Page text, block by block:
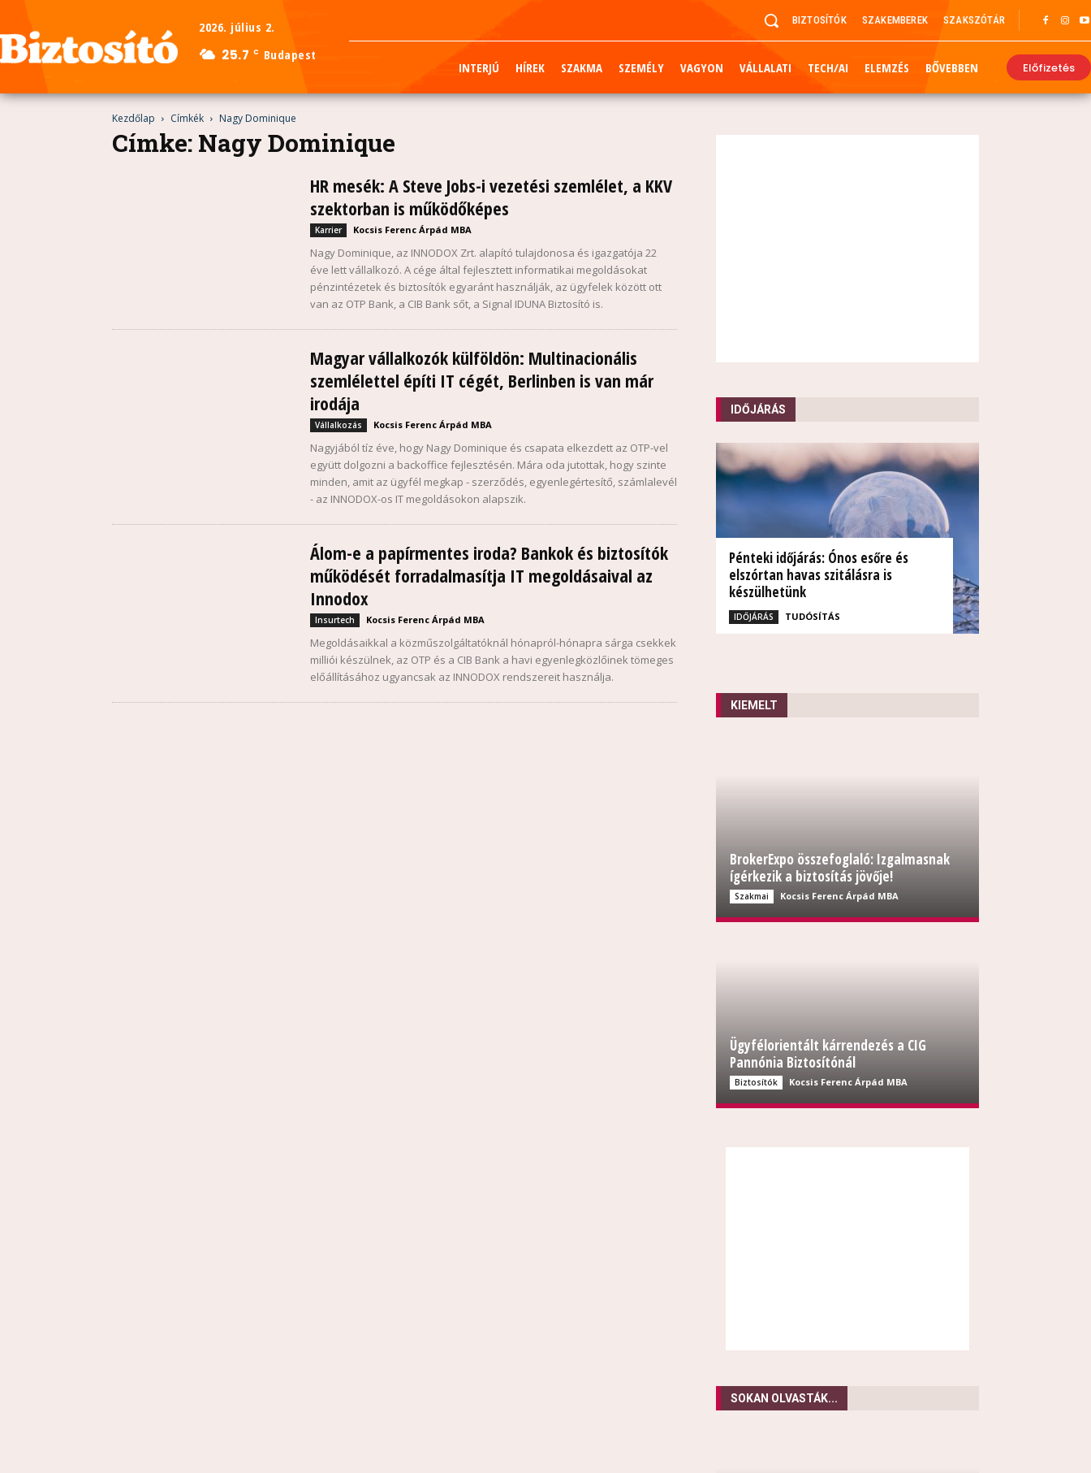
2026. július 2.
25.7 C Budapest
BIZTOSÍTÓK SZAKEMBEREK SZAKSZÓTÁR
INTERJÚ HÍREK SZAKMA SZEMÉLY VAGYON VÁLLALATI TECH/AI ELEMZÉS BŐVEBBEN Előfizetés
Kezdőlap Címkék Nagy Dominique
Címke: Nagy Dominique
HR mesék: A Steve Jobs-i vezetési szemlélet, a KKV
szektorban is működőképes
Karrier Kocsis Ferenc Árpád MBA
Nagy Dominique, az INNODOX Zrt. alapító tulajdonosa és igazgatója 22
éve lett vállalkozó. A cége által fejlesztett informatikai megoldásokat
pénzintézetek és biztosítók egyaránt használják, az ügyfelek között ott
van az OTP Bank, a CIB Bank sőt, a Signal IDUNA Biztosító is.
Magyar vállalkozók külföldön: Multinacionális
szemlélettel építi IT cégét, Berlinben is van már
irodája
Vállalkozás Kocsis Ferenc Árpád MBA
Nagyjából tíz éve, hogy Nagy Dominique és csapata elkezdett az OTP-vel
együtt dolgozni a backoffice fejlesztésén. Mára oda jutottak, hogy szinte
minden, amit az ügyfél megkap - szerződés, egyenlegértesítő, számlalevél
- az INNODOX-os IT megoldásokon alapszik.
Álom-e a papírmentes iroda? Bankok és biztosítók
működését forradalmasítja IT megoldásaival az
Innodox
Insurtech Kocsis Ferenc Árpád MBA
Megoldásaikkal a közműszolgáltatóknál hónapról-hónapra sárga csekkek
milliói készülnek, az OTP és a CIB Bank a havi egyenlegközlőinek tömeges
előállításához ugyancsak az INNODOX rendszereit használja.
IDŐJÁRÁS
Pénteki időjárás: Ónos esőre és
elszórtan havas szitálásra is
készülhetünk
IDŐJÁRÁS TUDÓSÍTÁS
KIEMELT
BrokerExpo összefoglaló: Izgalmasnak
ígérkezik a biztosítás jövője!
Szakmai Kocsis Ferenc Árpád MBA
Ügyfélorientált kárrendezés a CIG
Pannónia Biztosítónál
Biztosítók Kocsis Ferenc Árpád MBA
SOKAN OLVASTÁK...